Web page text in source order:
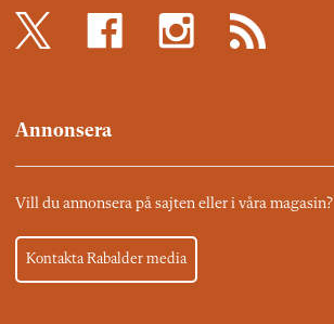
Annonsera
Vill du annonsera på sajten eller i våra magasin?
Kontakta Rabalder media